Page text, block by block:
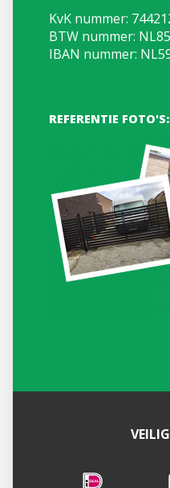
KvK nummer:
BTW nummer:
IBAN nummer:
REFERENTIE FOTO'S: